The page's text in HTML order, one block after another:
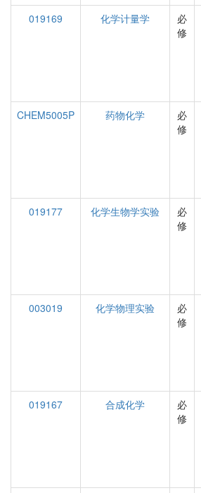
019169
化学计量学
必
修
CHEM5005P
药物化学
必
修
019177
化学生物学实验
必
修
003019
化学物理实验
必
修
019167
合成化学
必
修